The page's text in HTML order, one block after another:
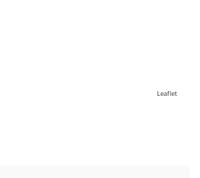
Leaflet